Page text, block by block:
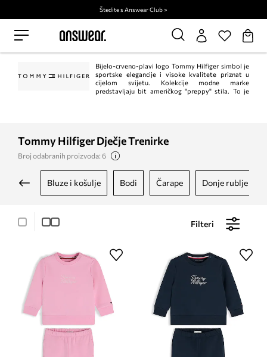
Štedite s Answear Club >
Bijelo-crveno-plavi logo Tommy Hilfiger simbol je
sportske elegancije i visoke kvalitete priznat u
cijelom svijetu. Kolekcije modne marke
predstavljaju bit američkog "preppy" stila. To je
Tommy Hilfiger Dječje Trenirke
Broj odabranih proizvoda: 6
bluze i košulje bodi čarape donje rublje
Filteri